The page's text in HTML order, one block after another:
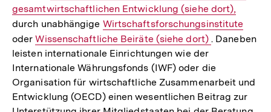
Link:
gesamtwirtschaftlichen Entwicklung (siehe dort),
durch unabhängige Interner
Link:
Wirtschaftsforschungsinstitute
oderInterner
Link:
Wissenschaftliche Beiräte (siehe dort) . Daneben
leisten internationale Einrichtungen wie der
Internationale Währungsfonds (IWF) oder die
Organisation für wirtschaftliche Zusammenarbeit und
Entwicklung (OECD) einen wesentlichen Beitrag zur